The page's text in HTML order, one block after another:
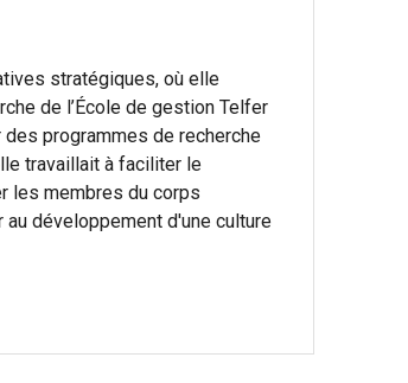
stratégiques, où elle
de l’École de gestion Telfer
programmes de recherche
travaillait à faciliter le
les membres du corps
développement d'une culture